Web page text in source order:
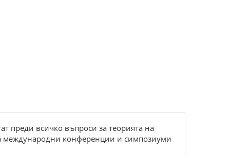
преди всичко въпроси за теорията на
международни конференции и симпозиуми